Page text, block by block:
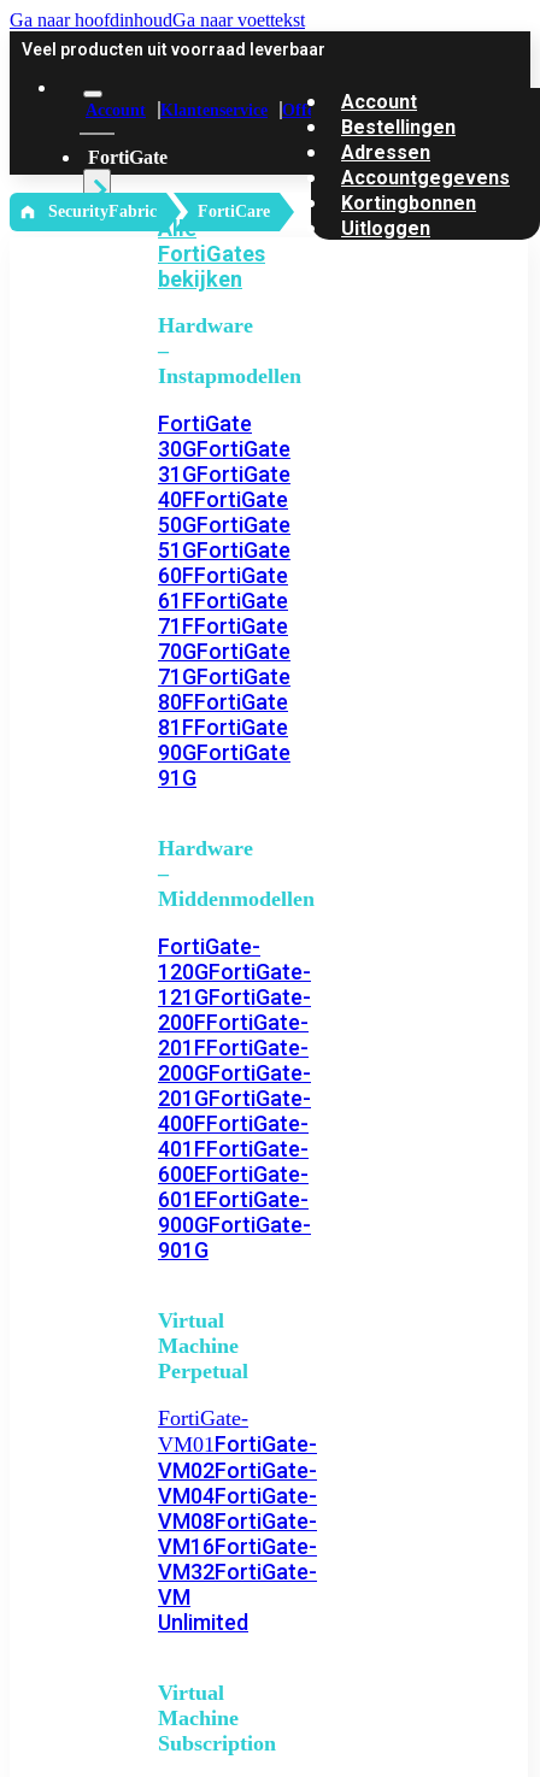
Ga naar hoofdinhoudGa naar voettekst
Veel producten uit voorraad leverbaar
Account Klantenservice Offerte
FortiGate
Alle
FortiGates
bekijken
Hardware
–
Instapmodellen
FortiGate
30GFortiGate
31GFortiGate
40FFortiGate
50GFortiGate
51GFortiGate
60FFortiGate
61FFortiGate
71FFortiGate
70GFortiGate
71GFortiGate
80FFortiGate
81FFortiGate
90GFortiGate
91G
Hardware
–
Middenmodellen
FortiGate-
120GFortiGate-
121GFortiGate-
200FFortiGate-
201FFortiGate-
200GFortiGate-
201GFortiGate-
400FFortiGate-
401FFortiGate-
600EFortiGate-
601EFortiGate-
900GFortiGate-
901G
Virtual
Machine
Perpetual
FortiGate-
VM01FortiGate-
VM02FortiGate-
VM04FortiGate-
VM08FortiGate-
VM16FortiGate-
VM32FortiGate-
VM
Unlimited
Virtual
Machine
Subscription
Account
Bestellingen
Adressen
Accountgegevens
Kortingbonnen
Uitloggen
‎ SecurityFabric FortiCare